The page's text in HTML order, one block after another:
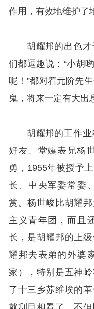
作用，有效地维护了
胡耀邦的出色
们都逗趣说：“小胡
呢！”都对着元阶先
鬼，将来一定有大出
胡耀邦的工作
好友、堂姨表兄杨
勇，1955年被授予
长、中央军委常委
赏。杨世峻比胡耀
主义青年团，而且
长，是胡耀邦的上
耀邦去表弟的外婆
家），特别是五神
了十三乡苏维埃的